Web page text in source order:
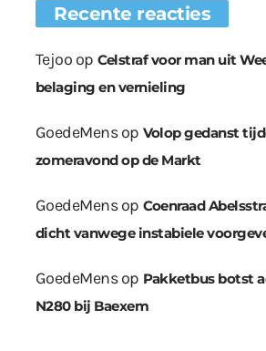
Recente reacties
Tejoo op Celstraf voor man uit
belaging en vernieling
GoedeMensop Volop gedanst
zomeravond op de Markt
GoedeMensop Coenraad
dicht vanwege instabiele
GoedeMensop Pakketbus botst
N280 bij Baexem